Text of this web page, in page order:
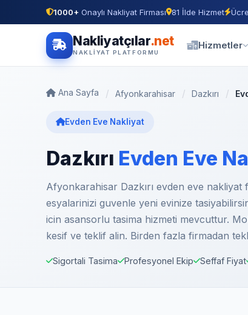
1000+ Onaylı Nakliyat Firması 81 İlde Hizmet
Nakliyatçılar.net
NAKLIYAT PLATFORMU
Hizmetler
Ana Sayfa Afyonkarahisar Dazkırı
Evden Eve Nakliyat
Dazkırı Evden Eve
Afyonkarahisar Dazkırı evden eve
esyalarinizi guvenle yeni evinize
icin asansorlu tasima hizmeti mevcuttur.
kesif ve teklif alin. Birden fazla firmadan
Sigortali Tasima Profesyonel Ekip Seffaf Fiyat